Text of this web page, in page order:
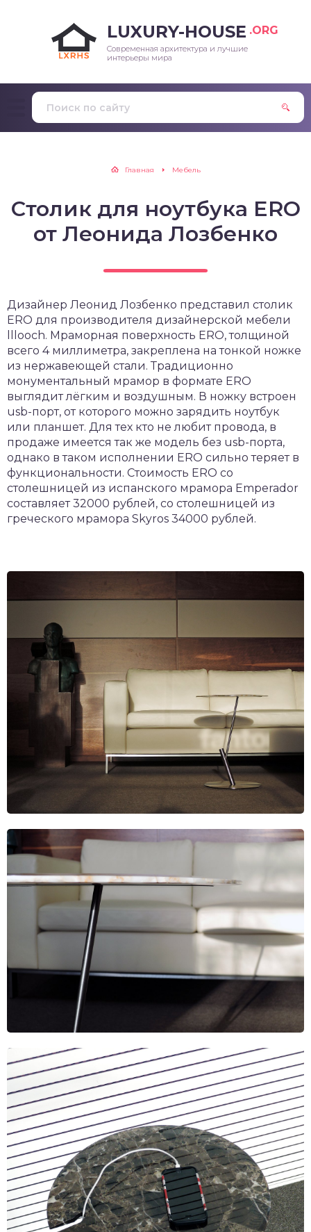
LUXURY-HOUSE .ORG
Современная архитектура и лучшие
интерьеры мира
Главная Мебель
Столик для ноутбука ERO
от Леонида Лозбенко
Дизайнер Леонид Лозбенко представил столик
ERO для производителя дизайнерской мебели
lllooch. Мраморная поверхность ERO, толщиной
всего 4 миллиметра, закреплена на тонкой ножке
из нержавеющей стали. Традиционно
монументальный мрамор в формате ERO
выглядит лёгким и воздушным. В ножку встроен
usb-порт, от которого можно зарядить ноутбук
или планшет. Для тех кто не любит провода, в
продаже имеется так же модель без usb-порта,
однако в таком исполнении ERO сильно теряет в
функциональности. Стоимость ERO со
столешницей из испанского мрамора Emperador
составляет 32000 рублей, со столешницей из
греческого мрамора Skyros 34000 рублей.